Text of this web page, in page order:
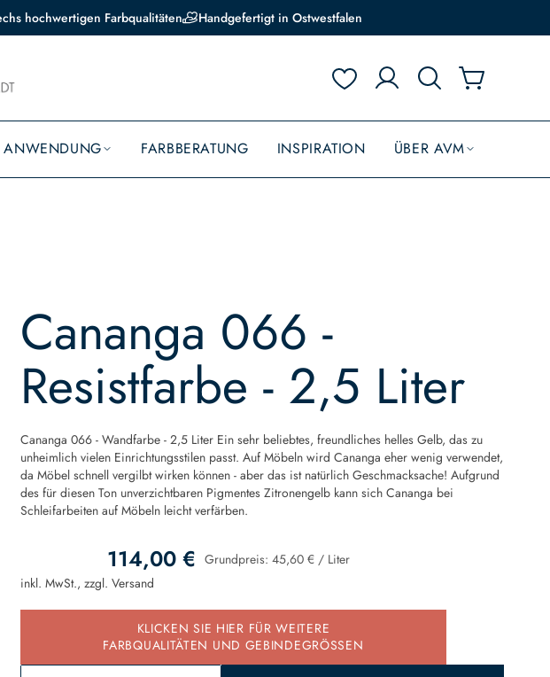
hochwertigen Farbqualitäten Handgefertigt in Ostwestfalen
ANWENDUNG FARBBERATUNG INSPIRATION ÜBER AVM
Cananga 066 -
Resistfarbe - 2,5 Liter
Cananga 066 - Wandfarbe - 2,5 Liter Ein sehr beliebtes, freundliches helles Gelb, das zu
unheimlich vielen Einrichtungsstilen passt. Auf Möbeln wird Cananga eher wenig verwendet,
da Möbel schnell vergilbt wirken können - aber das ist natürlich Geschmacksache! Aufgrund
des für diesen Ton unverzichtbaren Pigmentes Zitronengelb kann sich Cananga bei
Schleifarbeiten auf Möbeln leicht verfärben.
114,00 € Grundpreis: 45,60 € / Liter
inkl. MwSt., zzgl.Versand
KLICKEN SIE HIER FÜR WEITERE
FARBQUALITÄTEN UND GEBINDEGRÖSSEN